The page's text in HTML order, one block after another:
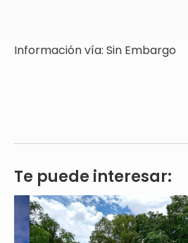
Información vía: Sin Embargo
Te puede interesar: